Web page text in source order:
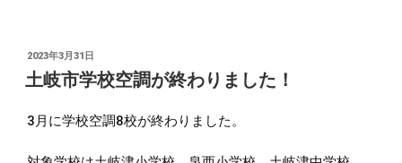
投
稿
日:
2023年3月31日
土岐市学校空調が終わりました！
3月に学校空調8校が終わりました。